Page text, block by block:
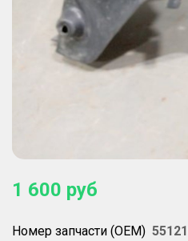
1 600 руб
Номер запчасти (OEM)